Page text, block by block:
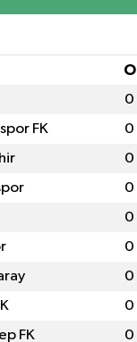
O
0
FK 0
0
0
0
0
0
0
FK 0